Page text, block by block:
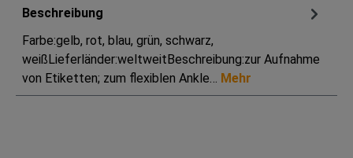
Beschreibung
Farbe:gelb, rot, blau, grün, schwarz,
weißLieferländer:weltweitBeschreibung:zur Aufnahme
von Etiketten; zum flexiblen Ankle… Mehr